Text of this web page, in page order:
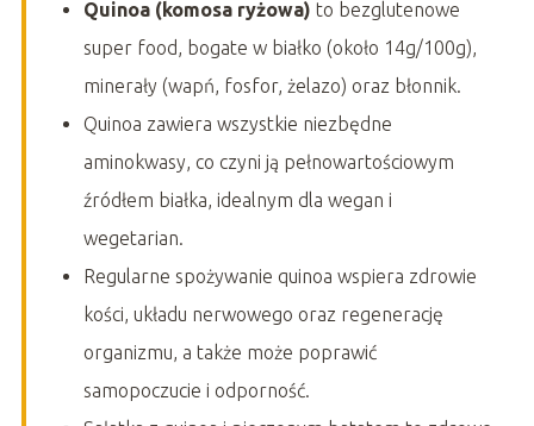
Quinoa (komosa ryżowa) to bezglutenowe
super food, bogate w białko (około 14g/100g),
minerały (wapń, fosfor, żelazo) oraz błonnik.
Quinoa zawiera wszystkie niezbędne
aminokwasy, co czyni ją pełnowartościowym
źródłem białka, idealnym dla wegan i
wegetarian.
Regularne spożywanie quinoa wspiera zdrowie
kości, układu nerwowego oraz regenerację
organizmu, a także może poprawić
samopoczucie i odporność.